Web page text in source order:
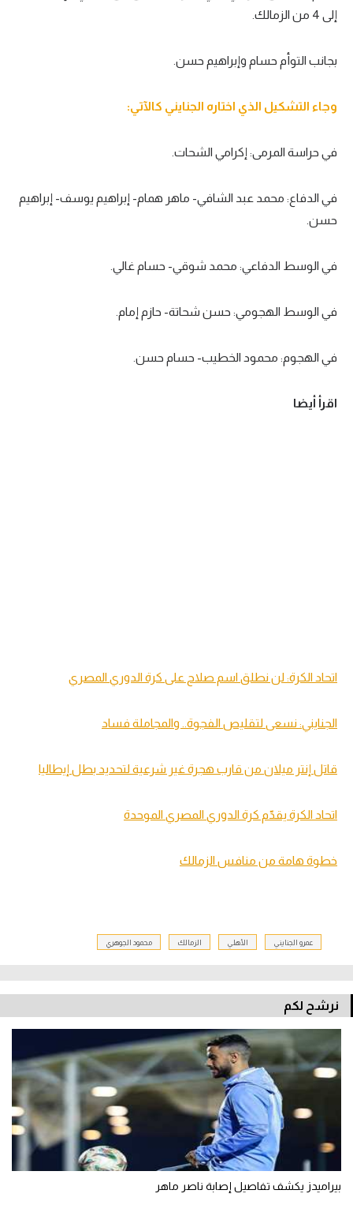
أقسام خاصة
ميركاتو
تحقيق في الجول
حكايات في الجول
كويز في الجول
فيديو في الجول
إلى 4 من الزمالك.
بجانب التوأم حسام وإبراهيم حسن.
وجاء التشكيل الذي اختاره الجنايني كالآتي:
في حراسة المرمى: إكرامي الشحات.
في الدفاع: محمد عبد الشافي- ماهر همام- إبراهيم يوسف- إبراهيم
حسن.
في الوسط الدفاعي: محمد شوقي- حسام غالي.
في الوسط الهجومي: حسن شحاتة- حازم إمام.
في الهجوم: محمود الخطيب- حسام حسن.
اقرأ أيضا
اتحاد الكرة: لن نطلق اسم صلاح على كرة الدوري المصري
الجنايني: نسعى لتقليص الفجوة.. والمجاملة فساد
قاتل إنتر ميلان من قارب هجرة غير شرعية لتحديد بطل إيطاليا
اتحاد الكرة يقدّم كرة الدوري المصري الموحدة
خطوة هامة من منافس الزمالك
عمرو الجنايني الأهلي الزمالك محمود الجوهري
نرشح لكم
بيراميدز يكشف تفاصيل إصابة ناصر ماهر